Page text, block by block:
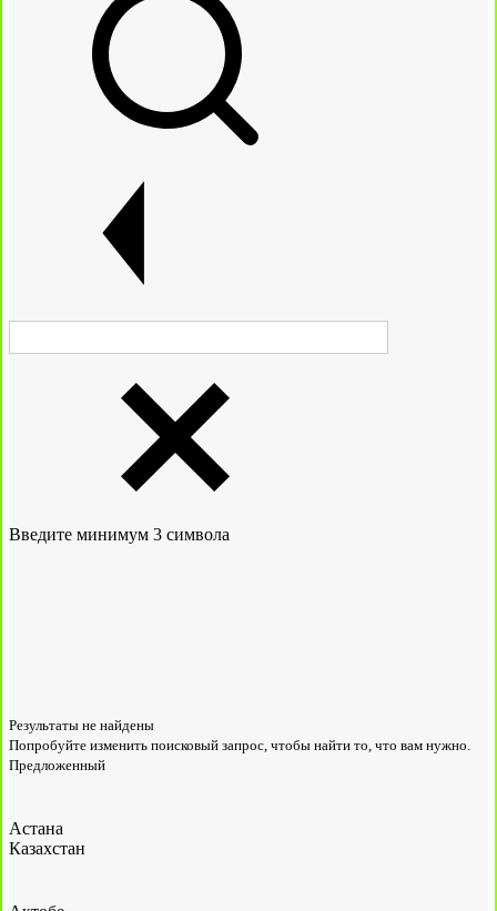
Введите минимум 3 символа
Результаты не найдены
Попробуйте изменить поисковый запрос, чтобы найти то, что вам нужно.
Предложенный
Астана
Казахстан